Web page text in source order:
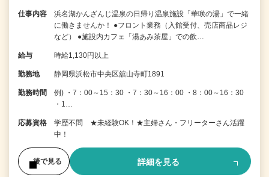
仕事内容
浜名湖かんざんじ温泉の日帰り温泉施設「華咲の湯」で一緒
に働きませんか！ ●フロント業務（入館受付、売店商品レジ
など） ●施設内カフェ「湯あみ茶屋」での飲…
給与 時給1,130円以上
勤務地 静岡県浜松市中央区舘山寺町1891
勤務時間
例) ・7：00～15：30 ・7：30～16：00 ・8：00～16：30
・1…
応募資格
学歴不問 ★未経験OK！★主婦さん・フリーターさん活躍
中！
後で見る 詳細を見る